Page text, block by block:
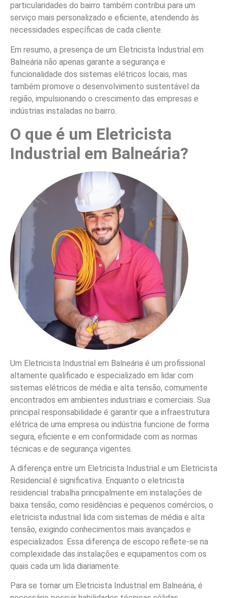
particularidades do bairro também contribui para um
serviço mais personalizado e eficiente, atendendo às
necessidades específicas de cada cliente.
Em resumo, a presença de um Eletricista Industrial em
Balneária não apenas garante a segurança e
funcionalidade dos sistemas elétricos locais, mas
também promove o desenvolvimento sustentável da
região, impulsionando o crescimento das empresas e
indústrias instaladas no bairro.
O que é um Eletricista
Industrial em Balneária?
Um Eletricista Industrial em Balneária é um profissional
altamente qualificado e especializado em lidar com
sistemas elétricos de média e alta tensão, comumente
encontrados em ambientes industriais e comerciais. Sua
principal responsabilidade é garantir que a infraestrutura
elétrica de uma empresa ou indústria funcione de forma
segura, eficiente e em conformidade com as normas
técnicas e de segurança vigentes.
A diferença entre um Eletricista Industrial e um Eletricista
Residencial é significativa. Enquanto o eletricista
residencial trabalha principalmente em instalações de
baixa tensão, como residências e pequenos comércios, o
eletricista industrial lida com sistemas de média e alta
tensão, exigindo conhecimentos mais avançados e
especializados. Essa diferença de escopo reflete-se na
complexidade das instalações e equipamentos com os
quais cada um lida diariamente.
Para se tornar um Eletricista Industrial em Balneária, é